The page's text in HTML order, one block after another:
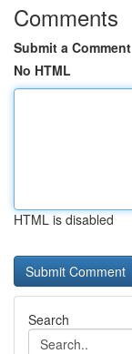
Comments
Submit a Comment
No HTML
HTML is disabled
Search